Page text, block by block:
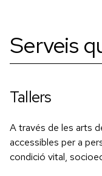
Serveis
Tallers
A través de les arts
accessibles per a
condició vital,